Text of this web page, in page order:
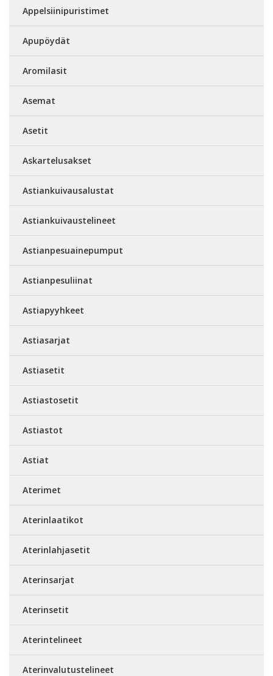
Appelsiinipuristimet
Apupöydät
Aromilasit
Asemat
Asetit
Askartelusakset
Astiankuivausalustat
Astiankuivaustelineet
Astianpesuainepumput
Astianpesuliinat
Astiapyyhkeet
Astiasarjat
Astiasetit
Astiastosetit
Astiastot
Astiat
Aterimet
Aterinlaatikot
Aterinlahjasetit
Aterinsarjat
Aterinsetit
Aterintelineet
Aterinvalutustelineet